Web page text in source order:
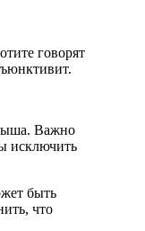
говорят
Важно
исключить
быть
что